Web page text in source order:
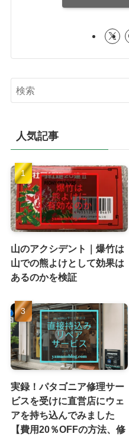
人気記事
山のアクシデント｜爆竹は
山での熊よけとして効果は
あるのかを検証
実録！パタゴニア修理サー
ビスを受けに直営店にウェ
アを持ち込んでみました
【費用20％OFFの方法、修